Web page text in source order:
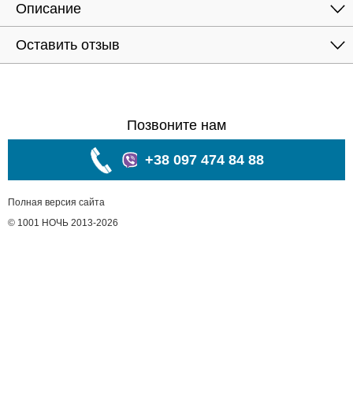
Описание
Оставить отзыв
Позвоните нам
+38 097 474 84 88
Полная версия сайта
© 1001 НОЧЬ 2013-2026